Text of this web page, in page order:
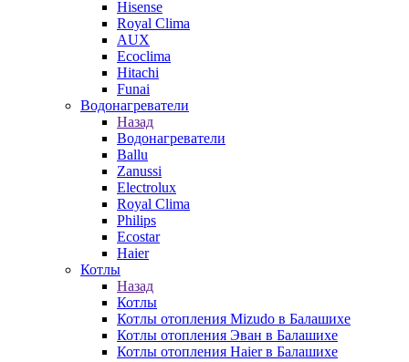
Hisense
Royal Clima
AUX
Ecoclima
Hitachi
Funai
Водонагреватели
Назад
Водонагреватели
Ballu
Zanussi
Electrolux
Royal Clima
Philips
Ecostar
Haier
Котлы
Назад
Котлы
Котлы отопления Mizudo в Балашихе
Котлы отопления Эван в Балашихе
Котлы отопления Haier в Балашихе